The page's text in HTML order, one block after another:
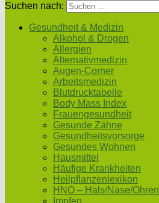
Suchen nach:
Gesundheit & Medizin
Alkohol & Drogen
Allergien
Alternativmedizin
Augen-Corner
Arbeitsmedizin
Blutdrucktabelle
Body Mass Index
Frauengesundheit
Gesunde Zähne
Gesundheitsvorsorge
Gesundes Wohnen
Hausmittel
Häufige Krankheiten
Heilpflanzenlexikon
HNO – Hals/Nase/Ohren
Impfen